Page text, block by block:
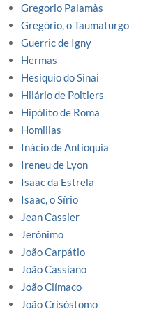
Gregorio Palamàs
Gregório, o Taumaturgo
Guerric de Igny
Hermas
Hesiquio do Sinai
Hilário de Poitiers
Hipólito de Roma
Homilias
Inácio de Antioquia
Ireneu de Lyon
Isaac da Estrela
Isaac, o Sírio
Jean Cassier
Jerônimo
João Carpátio
João Cassiano
João Clímaco
João Crisóstomo